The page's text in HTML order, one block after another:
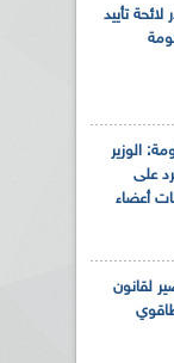
تأييد
الوزير
على
أعضاء
لقانون